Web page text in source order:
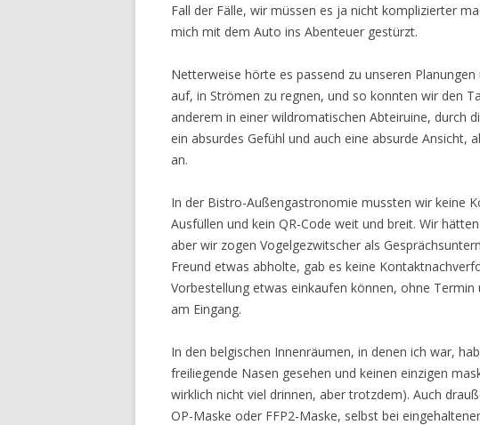
Fall der Fälle, wir müssen es ja nicht komplizierter
mich mit dem Auto ins Abenteuer gestürzt.
Netterweise hörte es passend zu unseren
auf, in Strömen zu regnen, und so konnten wir den
anderem in einer wildromatischen Abteiruine, durch
ein absurdes Gefühl und auch eine absurde Ansicht,
an.
In der Bistro-Außengastronomie mussten wir keine
Ausfüllen und kein QR-Code weit und breit. Wir
aber wir zogen Vogelgezwitscher als
Freund etwas abholte, gab es keine
Vorbestellung etwas einkaufen können, ohne
am Eingang.
In den belgischen Innenräumen, in denen ich war,
freiliegende Nasen gesehen und keinen einzigen
wirklich nicht viel drinnen, aber trotzdem). Auch
OP-Maske oder FFP2-Maske, selbst bei